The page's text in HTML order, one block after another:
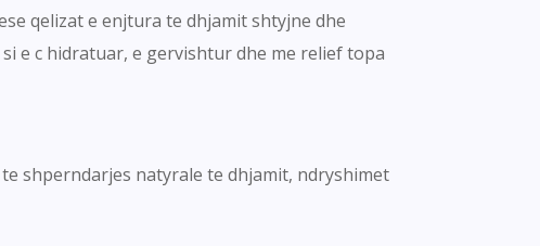
qelizat e enjtura te dhjamit shtyjne dhe
e c hidratuar, e gervishtur dhe me relief topa
shperndarjes natyrale te dhjamit, ndryshimet